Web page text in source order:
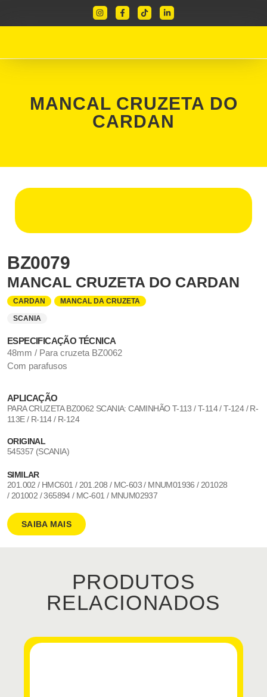
MANCAL CRUZETA DO
CARDAN
BZ0079
MANCAL CRUZETA DO CARDAN
CARDAN MANCAL DA CRUZETA
SCANIA
ESPECIFICAÇÃO TÉCNICA
48mm / Para cruzeta BZ0062
Com parafusos
APLICAÇÃO
PARA CRUZETA BZ0062 SCANIA: CAMINHÃO T-113 / T-114 / T-124 / R-
113E / R-114 / R-124
ORIGINAL
545357 (SCANIA)
SIMILAR
201.002 / HMC601 / 201.208 / MC-603 / MNUM01936 / 201028
/ 201002 / 365894 / MC-601 / MNUM02937
SAIBA MAIS
PRODUTOS
RELACIONADOS